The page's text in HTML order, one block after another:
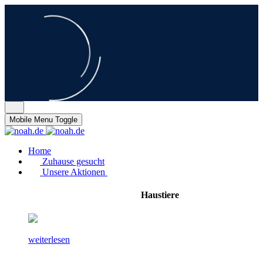
Mobile Menu Toggle
Home
Zuhause gesucht
Unsere Aktionen
Haustiere
weiterlesen